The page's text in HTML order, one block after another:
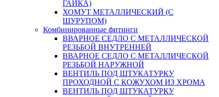
ГАЙКА)
ХОМУТ МЕТАЛЛИЧЕСКИЙ (С
ШУРУПОМ)
Комбинированные фитинги
ВВАРНОЕ СЕДЛО С МЕТАЛЛИЧЕСКОЙ
РЕЗЬБОЙ ВНУТРЕННЕЙ
ВВАРНОЕ СЕДЛО С МЕТАЛЛИЧЕСКОЙ
РЕЗЬБОЙ НАРУЖНОЙ
ВЕНТИЛЬ ПОД ШТУКАТУРКУ
ПРОХОДНОЙ С КОЖУХОМ ИЗ ХРОМА
ВЕНТИЛЬ ПОД ШТУКАТУРКУ